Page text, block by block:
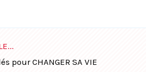
pour CHANGER SA VIE